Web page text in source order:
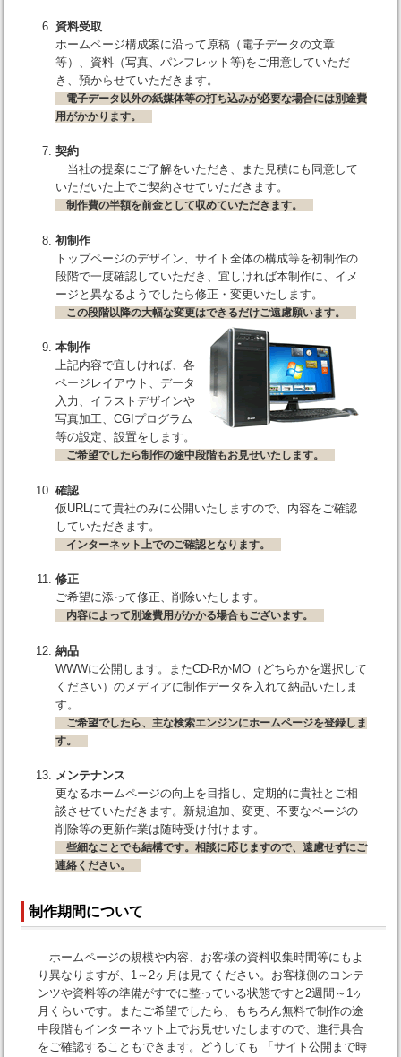
資料受取
ホームページ構成案に沿って原稿（電子データの文章
等）、資料（写真、パンフレット等)をご用意していただ
き、預からせていただきます。
電子データ以外の紙媒体等の打ち込みが必要な場合には別途費
用がかかります。
契約
当社の提案にご了解をいただき、また見積にも同意して
いただいた上でご契約させていただきます。
制作費の半額を前金として収めていただきます。
初制作
トップページのデザイン、サイト全体の構成等を初制作の
段階で一度確認していただき、宜しければ本制作に、イメ
ージと異なるようでしたら修正・変更いたします。
この段階以降の大幅な変更はできるだけご遠慮願います。
本制作
上記内容で宜しければ、各
ページレイアウト、データ
入力、イラストデザインや
写真加工、CGIプログラム
等の設定、設置をします。
ご希望でしたら制作の途中段階もお見せいたします。
確認
仮URLにて貴社のみに公開いたしますので、内容をご確認
していただきます。
インターネット上でのご確認となります。
修正
ご希望に添って修正、削除いたします。
内容によって別途費用がかかる場合もございます。
納品
WWWに公開します。またCD-RかMO（どちらかを選択して
ください）のメディアに制作データを入れて納品いたしま
す。
ご希望でしたら、主な検索エンジンにホームページを登録しま
す。
メンテナンス
更なるホームページの向上を目指し、定期的に貴社とご相
談させていただきます。新規追加、変更、不要なページの
削除等の更新作業は随時受け付けます。
些細なことでも結構です。相談に応じますので、遠慮せずにご
連絡ください。
制作期間について
ホームページの規模や内容、お客様の資料収集時間等にもよ
り異なりますが、1～2ヶ月は見てください。お客様側のコンテ
ンツや資料等の準備がすでに整っている状態ですと2週間～1ヶ
月くらいです。またご希望でしたら、もちろん無料で制作の途
中段階もインターネット上でお見せいたしますので、進行具合
をご確認することもできます。どうしても 「サイト公開まで時